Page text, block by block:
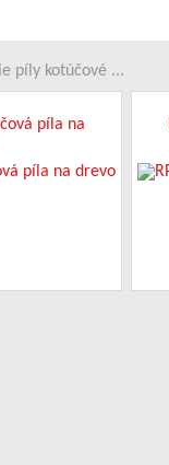
píly kotúčové ...
píla na